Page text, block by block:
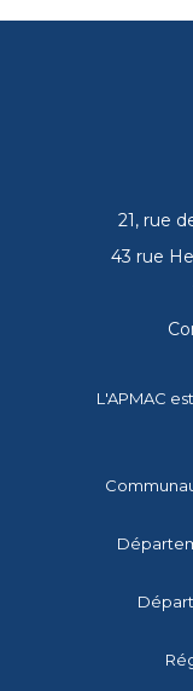
21, rue
43 rue
L'APMAC